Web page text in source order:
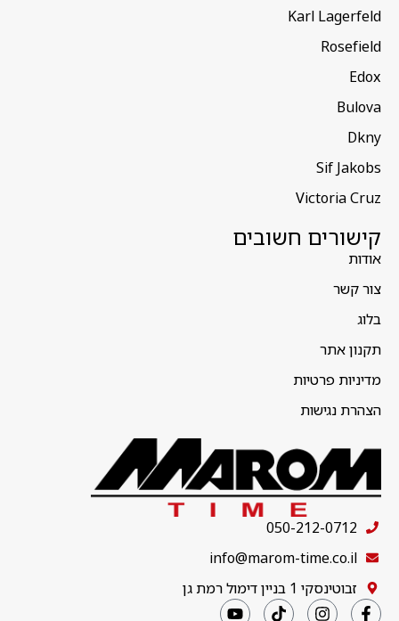
Karl Lagerfeld
Rosefield
Edox
Bulova
Dkny
Sif Jakobs
Victoria Cruz
קישורים חשובים
אודות
צור קשר
בלוג
תקנון אתר
מדיניות פרטיות
הצהרת נגישות
050-212-0712
info@marom-time.co.il
זבוטינסקי 1 בניין דימול רמת גן